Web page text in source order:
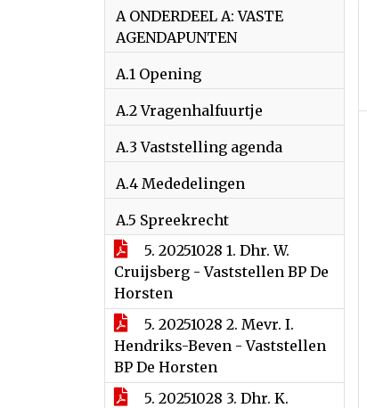
A ONDERDEEL A: VASTE
AGENDAPUNTEN
A.1 Opening
A.2 Vragenhalfuurtje
A.3 Vaststelling agenda
A.4 Mededelingen
A.5 Spreekrecht
5. 20251028 1. Dhr. W.
Cruijsberg - Vaststellen BP De
Horsten
5. 20251028 2. Mevr. I.
Hendriks-Beven - Vaststellen
BP De Horsten
5. 20251028 3. Dhr. K.